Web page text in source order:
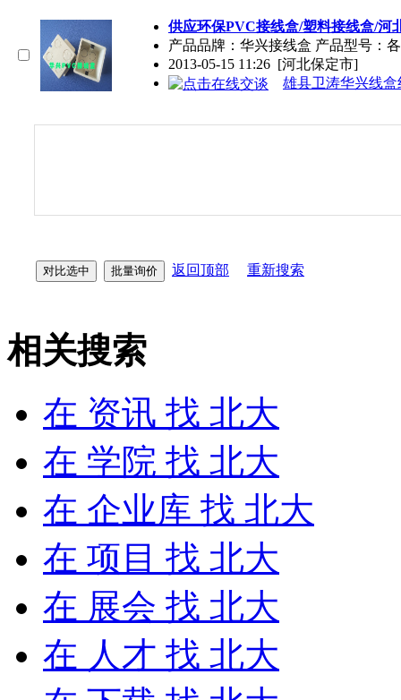
供应环保PVC接线盒/塑料接线盒/河
产品品牌：华兴接线盒 产品型号：
2013-05-15 11:26 [河北保定市]
雄县卫涛华兴线盒
返回顶部 重新搜索
相关搜索
在 资讯 找 北大
在 学院 找 北大
在 企业库 找 北大
在 项目 找 北大
在 展会 找 北大
在 人才 找 北大